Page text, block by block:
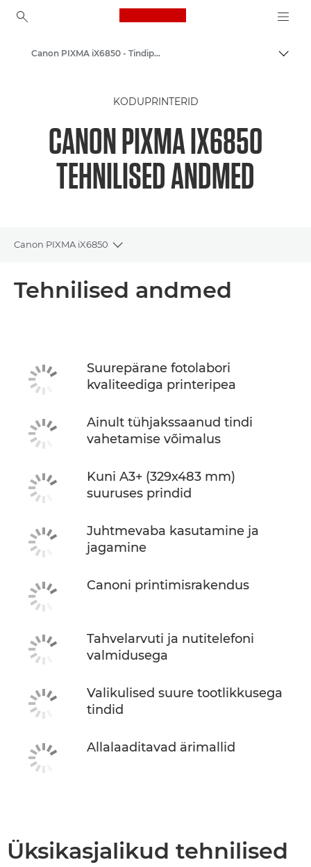
Canon Logo, back to
Canon PIXMA iX6850 - Tindiprits-fotoprinterid
KODUPRINTERID
CANON PIXMA IX6850
TEHNILISED ANDMED
Canon PIXMA iX6850
Toggle breadcrumbs
OSTA TINTI
Tehnilised andmed
Suurepärane fotolabori
kvaliteediga printeripea
Ainult tühjakssaanud tindi
vahetamise võimalus
Kuni A3+ (329x483 mm)
suuruses prindid
Juhtmevaba kasutamine ja
jagamine
Canoni printimisrakendus
Tahvelarvuti ja nutitelefoni
valmidusega
Valikulised suure tootlikkusega
tindid
Allalaaditavad ärimallid
Üksikasjalikud tehnilised